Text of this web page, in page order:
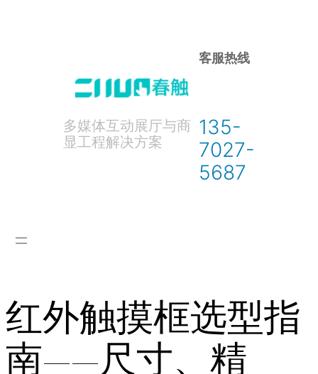
多媒体互动展厅与商
显工程解决方案
客服热线
135-
7027-
5687
红外触摸框选型指
南——尺寸、精